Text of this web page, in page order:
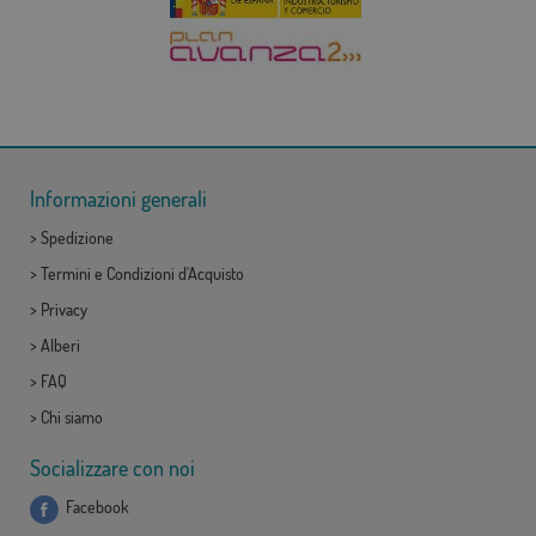
Informazioni generali
> Spedizione
> Termini e Condizioni d'Acquisto
> Privacy
> Alberi
> FAQ
> Chi siamo
Socializzare con noi
Facebook